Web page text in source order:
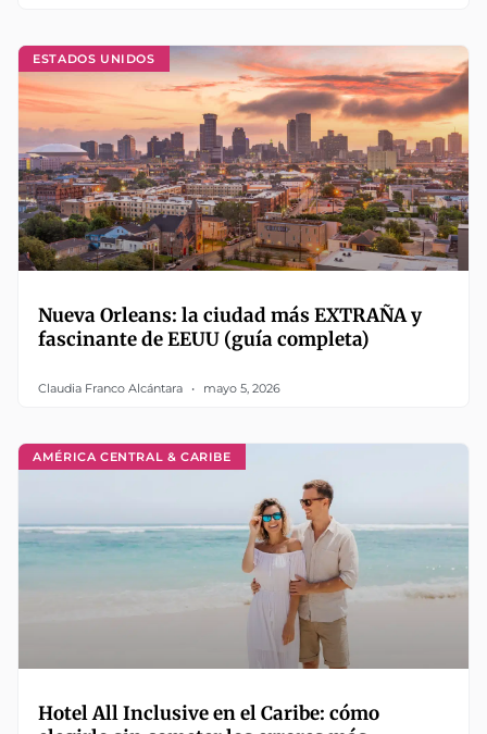
ESTADOS UNIDOS
Nueva Orleans: la ciudad más EXTRAÑA y
fascinante de EEUU (guía completa)
Claudia Franco Alcántara mayo 5, 2026
AMÉRICA CENTRAL & CARIBE
Hotel All Inclusive en el Caribe: cómo